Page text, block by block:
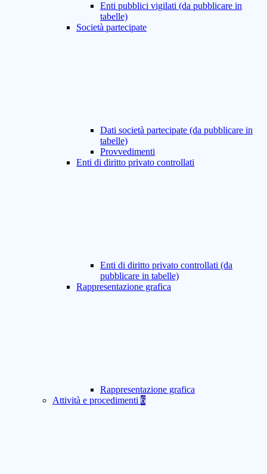
Enti pubblici vigilati (da pubblicare in
tabelle)
Società partecipate
Dati società partecipate (da pubblicare in
tabelle)
Provvedimenti
Enti di diritto privato controllati
Enti di diritto privato controllati (da
pubblicare in tabelle)
Rappresentazione grafica
Rappresentazione grafica
Attività e procedimenti 6